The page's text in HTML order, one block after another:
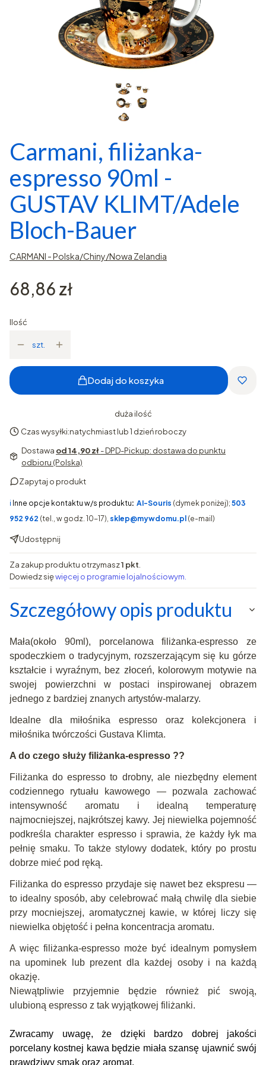
Carmani, filiżanka-
espresso 90ml -
GUSTAV KLIMT/Adele
Bloch-Bauer
CARMANI - Polska/Chiny/Nowa Zelandia
Cena
68,86 zł
Ilość
szt.
Dodaj do koszyka
duża ilość
Czas wysyłki:natychmiast lub 1 dzień roboczy
Dostawa od 14,90 zł- DPD-Pickup: dostawa do punktu
odbioru (Polska)
Zapytaj o produkt
ℹ️ Inne opcje kontaktu w/s produktu: AI-Souris (dymek poniżej); 503
952 962 (tel., w godz. 10-17), sklep@mywdomu.pl (e-mail)
Udostępnij
Za zakup produktu otrzymasz1 pkt.
Dowiedz sięwięcej o programie lojalnościowym.
Szczegółowy opis produktu
Mała(około 90ml), porcelanowa filiżanka-espresso ze
spodeczkiem o tradycyjnym, rozszerzającym się ku górze
kształcie i wyraźnym, bez złoceń, kolorowym motywie na
swojej powierzchni w postaci inspirowanej obrazem
jednego z bardziej znanych artystów-malarzy.
Idealne dla miłośnika espresso oraz kolekcjonera i
miłośnika twórczości Gustava Klimta.
A do czego służy filiżanka-espresso ??
Filiżanka do espresso to drobny, ale niezbędny element
codziennego rytuału kawowego — pozwala zachować
intensywność aromatu i idealną temperaturę
najmocniejszej, najkrótszej kawy. Jej niewielka pojemność
podkreśla charakter espresso i sprawia, że każdy łyk ma
pełnię smaku. To także stylowy dodatek, który po prostu
dobrze mieć pod ręką.
Filiżanka do espresso przydaje się nawet bez ekspresu —
to idealny sposób, aby celebrować małą chwilę dla siebie
przy mocniejszej, aromatycznej kawie, w której liczy się
niewielka objętość i pełna koncentracja aromatu.
A więc filiżanka-espresso może być idealnym pomysłem
na upominek lub prezent dla każdej osoby i na każdą
okazję.
Niewątpliwie przyjemnie będzie również pić swoją,
ulubioną espresso z tak wyjątkowej filiżanki.
Zwracamy uwagę, że dzięki bardzo dobrej jakości
porcelany kostnej kawa będzie miała szansę ujawnić swój
prawdziwy smak oraz aromat.